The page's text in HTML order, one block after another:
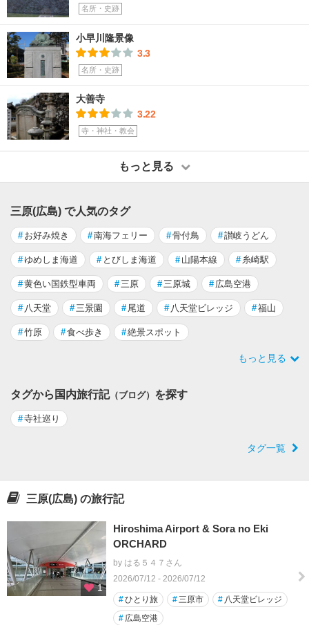
名所・史跡
小早川隆景像
3.3
名所・史跡
大善寺
3.22
寺・神社・教会
もっと見る
三原(広島) で人気のタグ
# お好み焼き #南海フェリー #骨付鳥 #讃岐うどん
#ゆめしま海道 # とびしま海道 # 山陽本線 # 糸崎駅
#黄色い国鉄型車両 # 三原 # 三原城 # 広島空港
# 八天堂 # 三景園 # 尾道 # 八天堂ビレッジ #福山
#竹原 #食べ歩き #絶景スポット
もっと見る
タグから国内旅行記（ブログ） を探す
#寺社巡り
タグ一覧
三原(広島) の旅行記
1
Hiroshima Airport & Sora no Eki
ORCHARD
by はる５４７さん
2026/07/12 - 2026/07/12
#ひとり旅 # 三原市 # 八天堂ビレッジ
# 広島空港